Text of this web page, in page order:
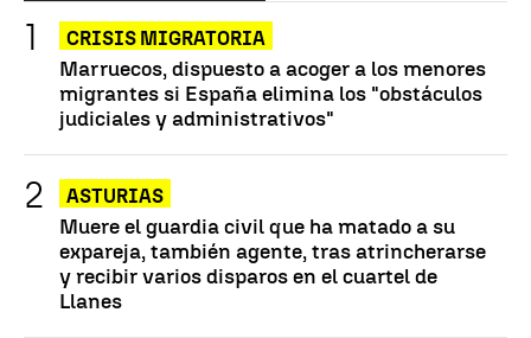
CRISIS MIGRATORIA
Marruecos, dispuesto a acoger a los menores
migrantes si España elimina los "obstáculos
judiciales y administrativos"
ASTURIAS
Muere el guardia civil que ha matado a su
expareja, también agente, tras atrincherarse
y recibir varios disparos en el cuartel de
Llanes